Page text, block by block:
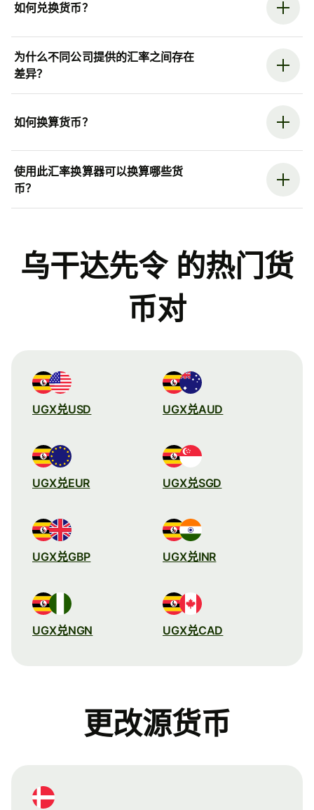
如何兑换货币？
为什么不同公司提供的汇率之间存在
差异？
如何换算货币？
使用此汇率换算器可以换算哪些货
币？
乌干达先令 的热门货
币对
UGX兑USD UGX兑AUD
UGX兑EUR UGX兑SGD
UGX兑GBP UGX兑INR
UGX兑NGN UGX兑CAD
更改源货币